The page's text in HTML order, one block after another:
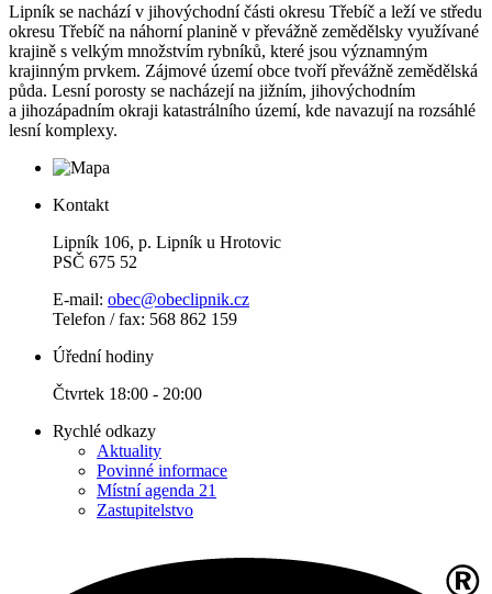
Lipník se nachází v jihovýchodní části okresu Třebíč a leží ve středu
okresu Třebíč na náhorní planině v převážně zemědělsky využívané
krajině s velkým množstvím rybníků, které jsou významným
krajinným prvkem. Zájmové území obce tvoří převážně zemědělská
půda. Lesní porosty se nacházejí na jižním, jihovýchodním
a jihozápadním okraji katastrálního území, kde navazují na rozsáhlé
lesní komplexy.
Kontakt
Lipník 106, p. Lipník u Hrotovic
PSČ 675 52
E-mail: obec@obeclipnik.cz
Telefon / fax: 568 862 159
Úřední hodiny
Čtvrtek 18:00 - 20:00
Rychlé odkazy
Aktuality
Povinné informace
Místní agenda 21
Zastupitelstvo